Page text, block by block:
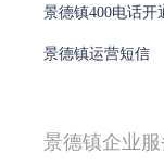
景德镇400电话开
景德镇运营短信
景德镇企业服